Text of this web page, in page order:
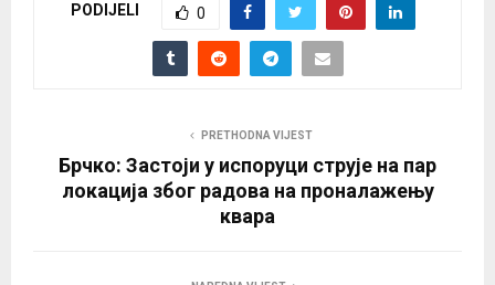
PODIJELI 0
PRETHODNA VIJEST
Брчко: Застоји у испоруци струје на пар
локација због радова на проналажењу
квара